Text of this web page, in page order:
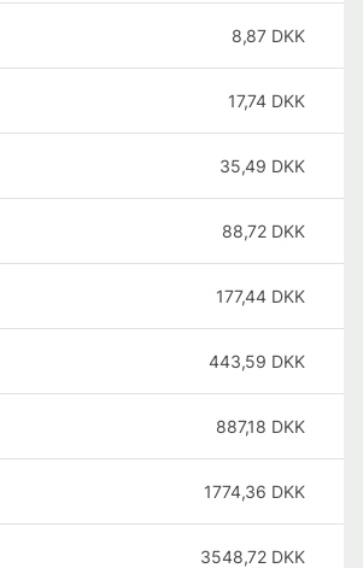
8,87 DKK
17,74 DKK
35,49 DKK
88,72 DKK
177,44 DKK
443,59 DKK
887,18 DKK
1774,36 DKK
3548,72 DKK